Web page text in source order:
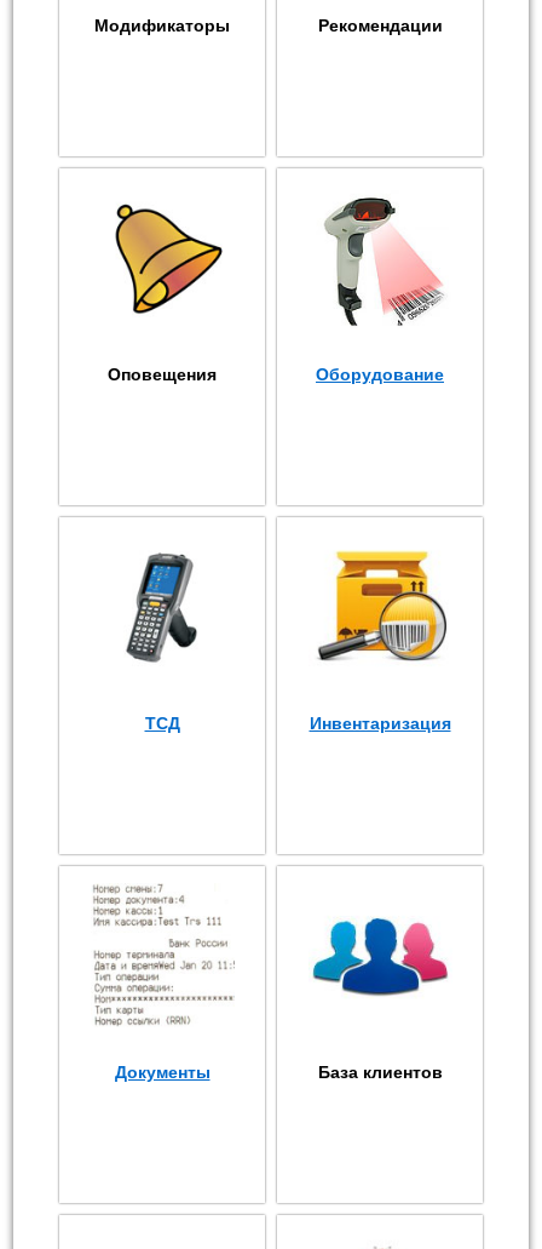
Модификаторы Рекомендации
Оповещения Оборудование
ТСД Инвентаризация
Документы База клиентов